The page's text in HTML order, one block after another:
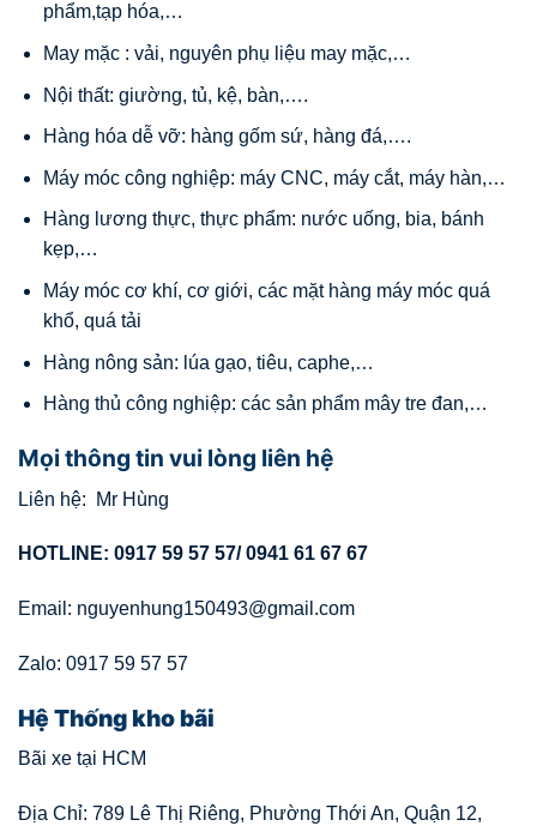
phẩm,tạp hóa,…
May mặc : vải, nguyên phụ liệu may mặc,…
Nội thất: giường, tủ, kệ, bàn,….
Hàng hóa dễ vỡ: hàng gốm sứ, hàng đá,….
Máy móc công nghiệp: máy CNC, máy cắt, máy hàn,…
Hàng lương thực, thực phẩm: nước uống, bia, bánh
kẹp,…
Máy móc cơ khí, cơ giới, các mặt hàng máy móc quá
khổ, quá tải
Hàng nông sản: lúa gạo, tiêu, caphe,…
Hàng thủ công nghiệp: các sản phẩm mây tre đan,…
Mọi thông tin vui lòng liên hệ
Liên hệ: Mr Hùng
HOTLINE: 0917 59 57 57/ 0941 61 67 67
Email: nguyenhung150493@gmail.com
Zalo: 0917 59 57 57
Hệ Thống kho bãi
Bãi xe tại HCM
Địa Chỉ: 789 Lê Thị Riêng, Phường Thới An, Quận 12,